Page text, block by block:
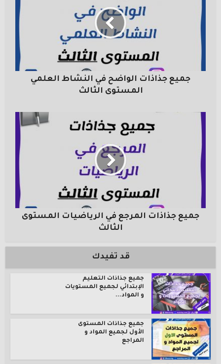
جميع جذاذات الواضح في النشاط العلمي
المستوى الثالث
جميع جذاذات المرجع في الرياضيات المستوى
الثالث
قد تفيدك
جميع جذاذات التعليم
الإبتدائي لجميع المستويات
و المواد...
جميع جذاذات المستوى
الأول لجميع المواد و
المراجع